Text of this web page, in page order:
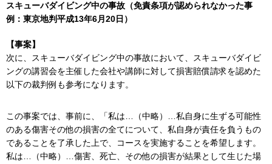
スキューバダイビング中の事故（免責条項が認められなかった事
例：東京地判平成13年6月20日）
【事案】
次に、スキューバダイビング中の事故において、スキューバダイビ
ングの講習会を主催した会社や講師に対して損害賠償請求を認めた
以下の裁判例も参考になります。
この事案では、事前に、「私は…（中略）…私自身に生ずる可能性
のある傷害その他の損害の全てについて、私自身が責任を負うもの
であることを了承した上で、コースを実施することを希望します。
私は…（中略）…傷害、死亡、その他の損害が結果として生じた場